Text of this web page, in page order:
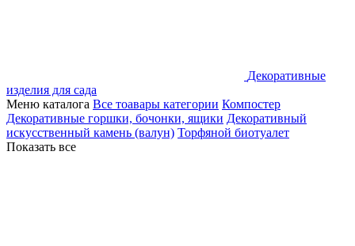
Декоративные
изделия для сада
Меню каталога Все тоавары категории Компостер
Декоративные горшки, бочонки, ящики Декоративный
искусственный камень (валун) Торфяной биотуалет
Показать все